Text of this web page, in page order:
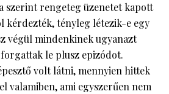
szerint rengeteg üzenetet kapott
kérdezték, tényleg létezik-e egy
végül mindenkinek ugyanazt
le plusz epizódot.
volt látni, mennyien hittek
valamiben, ami egyszerűen nem